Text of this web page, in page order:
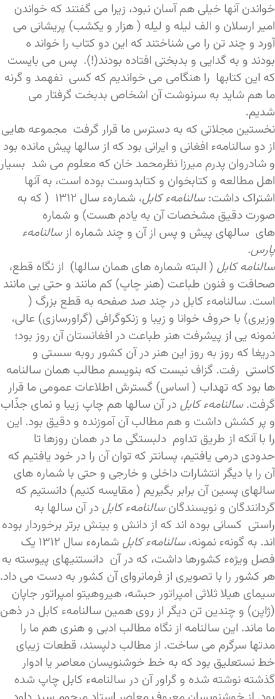
خواندن آنها خیلی هم آسان نبود، زیرا می گفتند که خواندن
امیر ارسلان و الف لیله و لیله ( هزار و یکشب) پریشانی می
آورد و چند تن را می شناختند که این دو کتاب را خواند ه
بودند و به گدایی و بدبختی افتاده بودند(!). پس می بایست
که این کتابها را هنگامی می خواندیم که کسی نفهمد و گرنه
ما هم شاید به سرنوشت آن اشخاص بدبخت گرفتار می
شدیم.
نخستین مجلاتی که به دسترس ما قرار گرفت مجموعه هایی
از دو سالنامهء افغانی و ایرانی بود که از سالها پیش مانده بود
و شادروان پدرم میرزا نظرمحمد خان که معلوم می شد بسیار
اهل مطالعه و کتابخوان و کتابدوست بوده است، به آنها
اشتراک داشت:سالنامهء کابل
، شمارهء سال ۱۳۱۲ ( که به
صورت دقیق مشخصات آن به یادم هست) و شماره
های سالهای پیش و پس از آن و چند شماره ازسالنامهء
پارس.
سالنامه کابل ( البته شماره های همان سالها) از نگاه قطع،
صحافت و فنون طباعت (هنر چاپ) کم مانند و حتی بی مانند
است. سالنامهء کابل در چند صد صفحه به قطع بزرگ (
وزیری) با حروف خوانا و زیبا و زنکوگرافی (گراورسازی) عالی،
نمونه یی از پیشرفت هنر طباعت در افغانستان آن روز بود؛
دریغا که روز به روز این هنر در آن کشور روبه سستی و
کاستی رفت. گزاف نیست که بنویسم مطالب همان سالنامه
ها بود که تهداب ( اساس) گسترش اطلاعات عمومی ما قرار
گرفت.سالنامهء کابلدر آن سالها هم چاپ زیبا و نمای جذّاب
و پر کشش داشت و هم مطالب آن آموزنده و دقیق بود. این
را با آنکه از طریق تداوم دلبستگی ما در همان روزها تا
حدودی درمی یافتیم، پسانتر که توان آن را در خود یافتیم که
آن را با دیگر انتشارات داخلی و خارجی و حتی با شماره های
سالهای پسین آن برابر بگیریم ( مقایسه کنیم) دانستیم که
گردانندگان و نویسندگانسالنامهء کابلدر آن سالها به
راستی کسانی بوده اند که از دانش و بینش برتر برخوردار بوده
اند. به گونهء نمونه،سالنامهء کابل
شمارهء سال ۱۳۱۲ یک
فصل ویژهء کشورها داشت، که در آن دانستنیهای پیوسته به
هر کشور را با تصویری از فرمانروای آن کشور به دست می داد.
سیمای هیلا ثلاثی امپراتور حبشه، هیروهیتو امپراتور جاپان
(ژاپن) و چندین تن دیگر از روی همین سالنامهء کابل در ذهن
ما ماند. این سالنامه از نگاه مطالب ادبی و هنری هم ما را
مدتها سرگرم می ساخت. از مطالب دلپسند، قطعات زیبای
خط نستعلیق بود که به خط خوشنویسان معاصر یا ادوار
گذشته نوشته شده و گراور آن در سالنامهء کابل چاپ شده